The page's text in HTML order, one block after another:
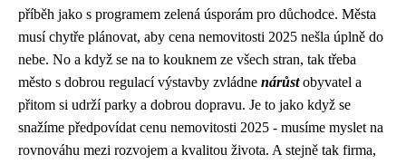
příběh jako s programem zelená úsporám pro důchodce. Města
musí chytře plánovat, aby cena nemovitosti 2025 nešla úplně do
nebe. No a když se na to kouknem ze všech stran, tak třeba
město s dobrou regulací výstavby zvládne nárůstobyvatel a
přitom si udrží parky a dobrou dopravu. Je to jako když se
snažíme předpovídat cenu nemovitosti 2025 - musíme myslet na
rovnováhu mezi rozvojem a kvalitou života. A stejně tak firma,